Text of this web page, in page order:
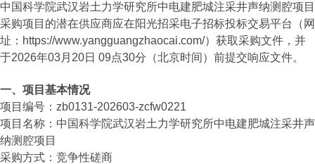
中国科学院武汉岩土力学研究所中电建肥城注采井声纳测腔项目
采购项目的潜在供应商应在阳光招采电子招标投标交易平台（网
址：https://www.yangguangzhaocai.com/）获取采购文件，并
于2026年03月20日 09点30分（北京时间）前提交响应文件。
一、项目基本情况
项目编号：zb0131-202603-zcfw0221
项目名称：中国科学院武汉岩土力学研究所中电建肥城注采井声
纳测腔项目
采购方式：竞争性磋商